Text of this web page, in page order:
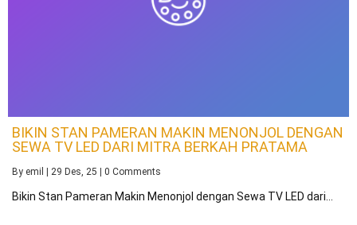
BIKIN STAN PAMERAN MAKIN MENONJOL DENGAN
SEWA TV LED DARI MITRA BERKAH PRATAMA
By emil 29 Des, 25 0 Comments
Bikin Stan Pameran Makin Menonjol dengan Sewa TV LED dari…